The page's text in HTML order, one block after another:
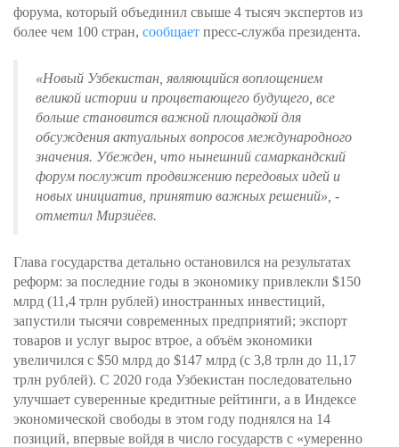
форума, который объединил свыше 4 тысяч экспертов из
более чем 100 стран, сообщает пресс-служба президента.
«Новый Узбекистан, являющийся воплощением
великой истории и процветающего будущего, все
больше становится важной площадкой для
обсуждения актуальных вопросов международного
значения. Убежден, что нынешний самаркандский
форум послужит продвижению передовых идей и
новых инициатив, принятию важных решений» , -
отметил Мирзиёев.
Глава государства детально остановился на результатах
реформ: за последние годы в экономику привлекли $150
млрд (11,4 трлн рублей) иностранных инвестиций,
запустили тысячи современных предприятий; экспорт
товаров и услуг вырос втрое, а объём экономики
увеличился с $50 млрд до $147 млрд (с 3,8 трлн до 11,17
трлн рублей). С 2020 года Узбекистан последовательно
улучшает суверенные кредитные рейтинги, а в Индексе
экономической свободы в этом году поднялся на 14
позиций, впервые войдя в число государств с «умеренно